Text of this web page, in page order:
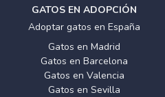
GATOS EN ADOPCIÓN
Adoptar gatos en España
Gatos en Madrid
Gatos en Barcelona
Gatos en Valencia
Gatos en Sevilla